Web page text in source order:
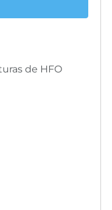
de HFO